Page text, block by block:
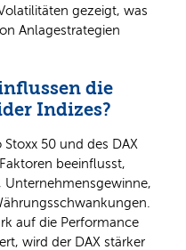
gezeigt, was
Anlagestrategien
die
Indizes?
50 und des DAX
beeinflusst,
auf die Performance
wird der DAX stärker